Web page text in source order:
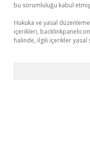
bu sorumluluğu kabul etmiş
Hukuka ve yasal
içerikleri,
halinde, ilgili içerikler yasal